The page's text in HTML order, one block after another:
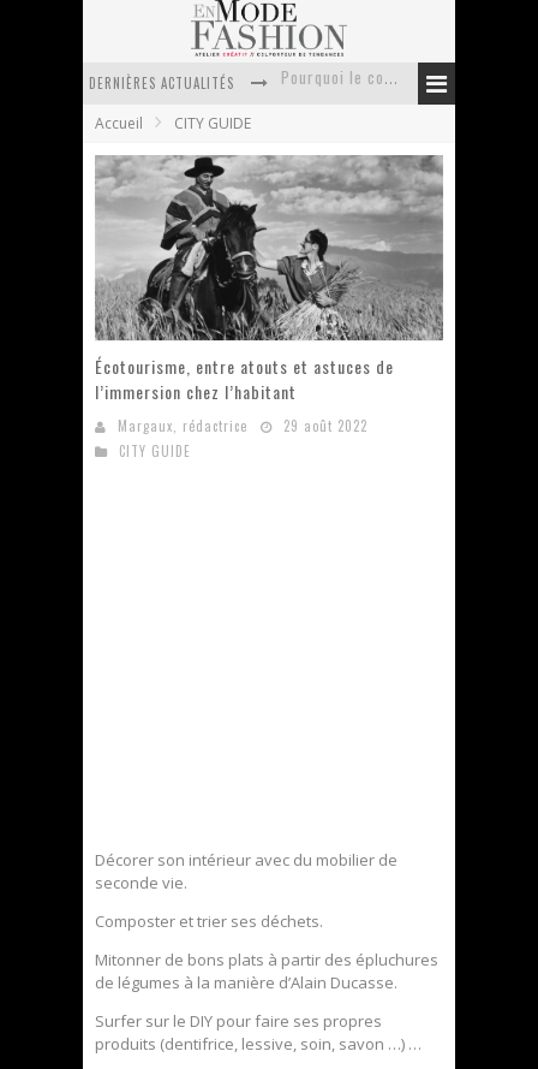
DERNIÈRES ACTUALITÉS
Anti chute cheveux homme : quelles solutions pour renforcer sa chevelure ?
Doudoune pour femme : choisir la pièce idéale entre style, chaleur et durabilité
La trousse de toilette : l’accessoire indispensable de voyage
Week-end spa en automne : quel maillot de bain choisir ?
Pourquoi le costume sur mesure à Paris est un incontournable de l’élégance contemporaine ?
Accueil CITY GUIDE
Écotourisme, entre atouts et astuces de
l’immersion chez l’habitant
Margaux, rédactrice
29 août 2022
CITY GUIDE
Décorer son intérieur avec du mobilier de
seconde vie.
Composter et trier ses déchets.
Mitonner de bons plats à partir des épluchures
de légumes à la manière d’Alain Ducasse.
Surfer sur le DIY pour faire ses propres
produits (dentifrice, lessive, soin, savon …) …